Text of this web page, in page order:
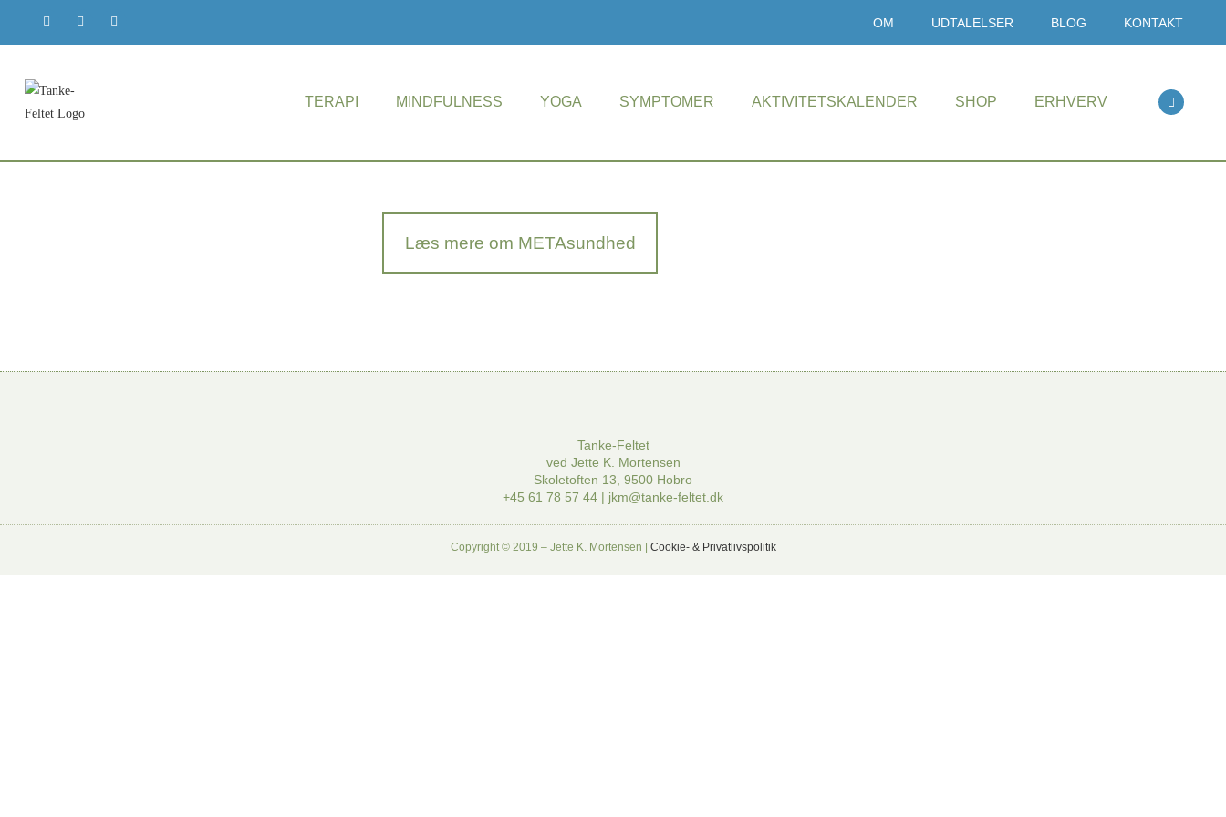
OM UDTALELSER BLOG KONTAKT
TERAPI MINDFULNESS YOGA SYMPTOMER AKTIVITETSKALENDER SHOP ERHVERV
Læs mere om METAsundhed
Tanke-Feltet
ved Jette K. Mortensen
Skoletoften 13, 9500 Hobro
+45 61 78 57 44 | jkm@tanke-feltet.dk
Copyright © 2019 – Jette K. Mortensen | Cookie- & Privatlivspolitik